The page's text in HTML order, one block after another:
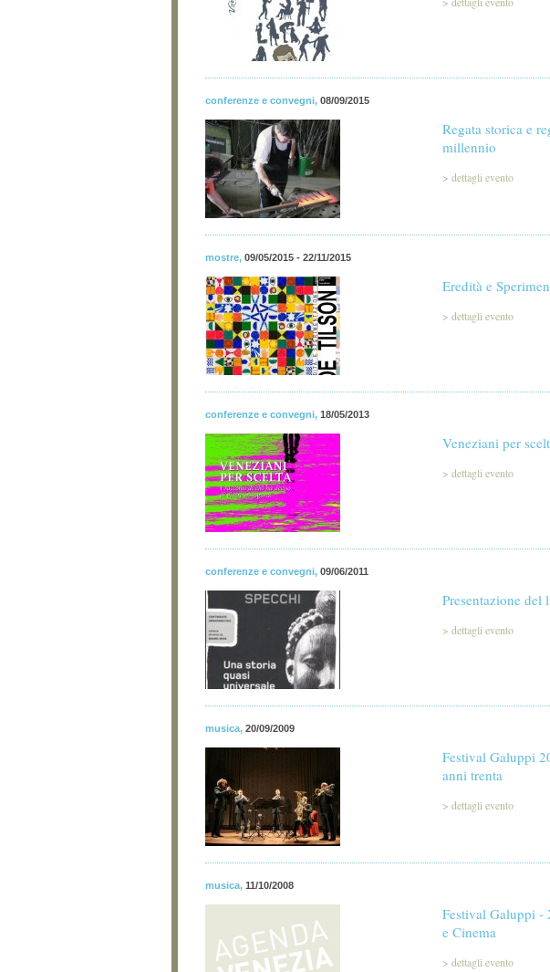
conferenze e convegni, 08/09/2015
Regata storica e
millennio
> dettagli evento
mostre, 09/05/2015 - 22/11/2015
Eredità e
> dettagli evento
conferenze e convegni, 18/05/2013
Veneziani per
> dettagli evento
conferenze e convegni, 09/06/2011
Presentazione del
> dettagli evento
musica, 20/09/2009
Festival Galuppi
anni trenta
> dettagli evento
musica, 11/10/2008
Festival Galuppi
e Cinema
> dettagli evento